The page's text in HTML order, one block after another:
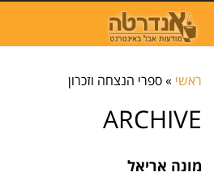
ראשי »ספרי הנצחה וזכרון
ARCHIVE
מונה אריאל